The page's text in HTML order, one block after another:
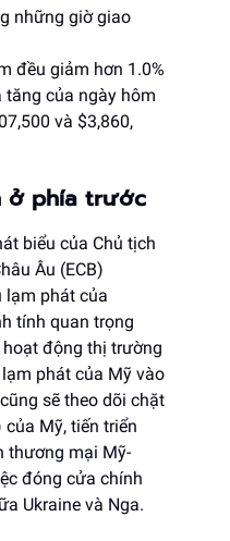
những giờ giao
đều giảm hơn 1.0%
của ngày hôm
và $3,860,
ở phía trước
biểu của Chủ tịch
Âu (ECB)
lạm phát của
tính quan trọng
động thị trường
phát của Mỹ vào
sẽ theo dõi chặt
Mỹ, tiến triển
thương mại Mỹ-
đóng cửa chính
Ukraine và Nga.